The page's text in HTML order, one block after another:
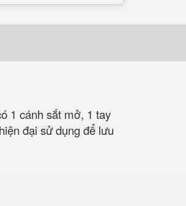
1 cánh sắt mở, 1 tay
đại sử dụng để lưu